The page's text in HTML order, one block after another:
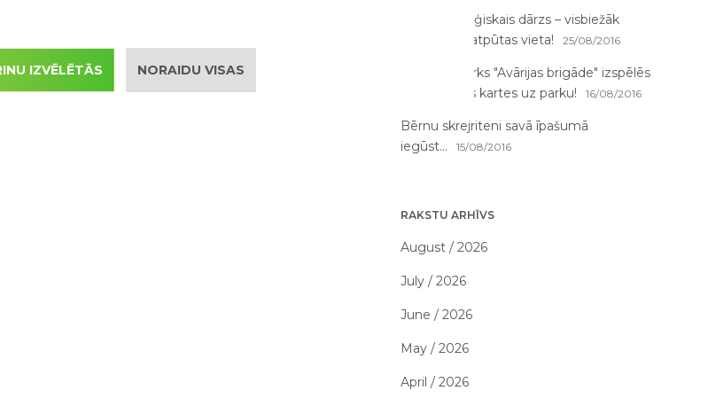
Rīgas Zooloģiskais dārzs – visbiežāk
apmeklētā atpūtas vieta!
25/08/2016
Izklaides parks "Avārijas brigāde" izspēlēs
vēl 30 ieejas kartes uz parku!
16/08/2016
Bērnu skrejriteni savā īpašumā
iegūst...
15/08/2016
RAKSTU ARHĪVS
August / 2026
July / 2026
June / 2026
May / 2026
April / 2026
IZVĒLĒTĀS NORAIDU VISAS